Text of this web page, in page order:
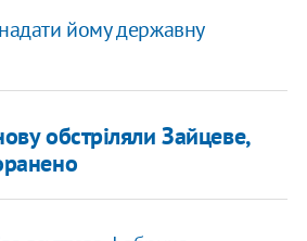
йому державну
обстріляли Зайцеве,